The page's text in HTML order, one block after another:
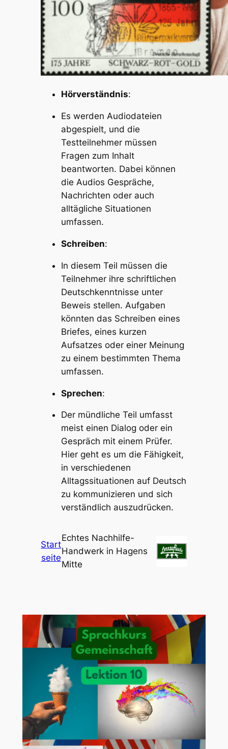
Hörverständnis:
Es werden Audiodateien
abgespielt, und die
Testteilnehmer müssen
Fragen zum Inhalt
beantworten. Dabei können
die Audios Gespräche,
Nachrichten oder auch
alltägliche Situationen
umfassen.
Schreiben:
In diesem Teil müssen die
Teilnehmer ihre schriftlichen
Deutschkenntnisse unter
Beweis stellen. Aufgaben
könnten das Schreiben eines
Briefes, eines kurzen
Aufsatzes oder einer Meinung
zu einem bestimmten Thema
umfassen.
Sprechen:
Der mündliche Teil umfasst
meist einen Dialog oder ein
Gespräch mit einem Prüfer.
Hier geht es um die Fähigkeit,
in verschiedenen
Alltagssituationen auf Deutsch
zu kommunizieren und sich
verständlich auszudrücken.
Start
seite
Echtes Nachhilfe-
Handwerk in Hagens
Mitte